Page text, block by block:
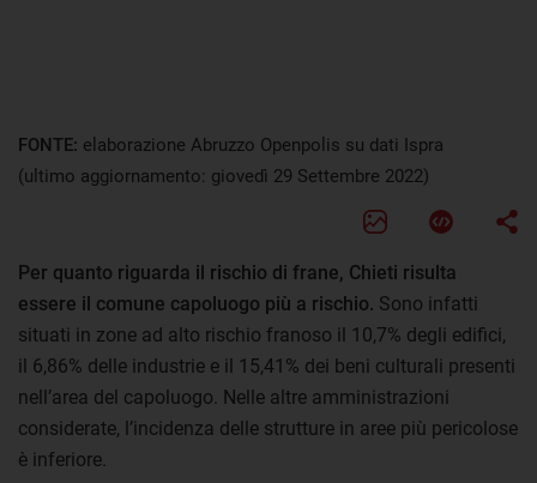
FONTE: elaborazione Abruzzo Openpolis su dati Ispra
(ultimo aggiornamento: giovedì 29 Settembre 2022)
Per quanto riguarda il rischio di frane, Chieti risulta
essere il comune capoluogo più a rischio. Sono infatti
situati in zone ad alto rischio franoso il 10,7% degli edifici,
il 6,86% delle industrie e il 15,41% dei beni culturali presenti
nell’area del capoluogo. Nelle altre amministrazioni
considerate, l’incidenza delle strutture in aree più pericolose
è inferiore.